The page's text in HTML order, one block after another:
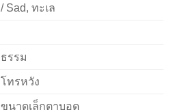
/ Sad, ทะเล
ธรรม
โทรหวัง
ขนาดเล็กตาบอด